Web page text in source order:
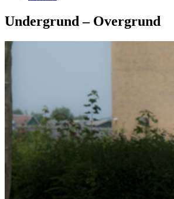
Undergrund – Overgrund